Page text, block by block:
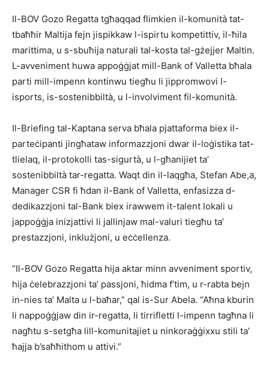
Il-BOV Gozo Regatta tgħaqqad flimkien il-komunità tat-
tbaħħir Maltija fejn jispikkaw l-ispirtu kompetittiv, il-ħila
marittima, u s-sbuħija naturali tal-kosta tal-gżejjer Maltin.
L-avveniment huwa appoġġjat mill-Bank of Valletta bħala
parti mill-impenn kontinwu tiegħu li jippromwovi l-
isports, is-sostenibbiltà, u l-involviment fil-komunità.
Il-Briefing tal-Kaptana serva bħala pjattaforma biex il-
parteċipanti jingħataw informazzjoni dwar il-loġistika tat-
tlielaq, il-protokolli tas-sigurtà, u l-għanijiet ta’
sostenibbiltà tar-regatta. Waqt din il-laqgħa, Stefan Abe,a,
Manager CSR fi ħdan il-Bank of Valletta, enfasizza d-
dedikazzjoni tal-Bank biex irawwem it-talent lokali u
jappoġġja inizjattivi li jallinjaw mal-valuri tiegħu ta’
prestazzjoni, inklużjoni, u eċċellenza.
“Il-BOV Gozo Regatta hija aktar minn avveniment sportiv,
hija ċelebrazzjoni ta’ passjoni, ħidma f’tim, u r-rabta bejn
in-nies ta’ Malta u l-baħar,” qal is-Sur Abela. “Aħna kburin
li nappoġġjaw din ir-regatta, li tirrifletti l-impenn tagħna li
nagħtu s-setgħa lill-komunitajiet u ninkoraġġixxu stili ta’
ħajja b’saħħithom u attivi.”